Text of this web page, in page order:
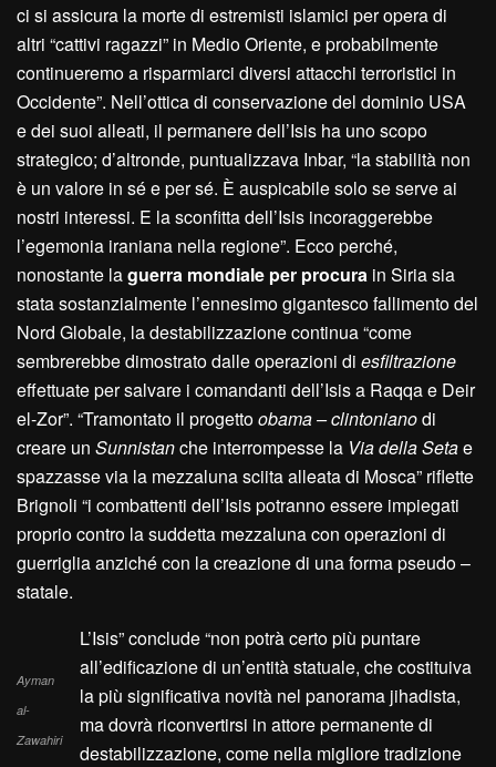
ci si assicura la morte di estremisti islamici per opera di
altri “cattivi ragazzi” in Medio Oriente, e probabilmente
continueremo a risparmiarci diversi attacchi terroristici in
Occidente”. Nell’ottica di conservazione del dominio USA
e dei suoi alleati, il permanere dell’Isis ha uno scopo
strategico; d’altronde, puntualizzava Inbar, “la stabilità non
è un valore in sé e per sé. È auspicabile solo se serve ai
nostri interessi. E la sconfitta dell’Isis incoraggerebbe
l’egemonia iraniana nella regione”. Ecco perché,
nonostante laguerra mondiale per procura in Siria sia
stata sostanzialmente l’ennesimo gigantesco fallimento del
Nord Globale, la destabilizzazione continua “come
sembrerebbe dimostrato dalle operazioni di esfiltrazione
effettuate per salvare i comandanti dell’Isis a Raqqa e Deir
el-Zor”. “Tramontato il progettoobama – clintonianodi
creare un Sunnistanche interrompesse la Via della Setae
spazzasse via la mezzaluna sciita alleata di Mosca” riflette
Brignoli “i combattenti dell’Isis potranno essere impiegati
proprio contro la suddetta mezzaluna con operazioni di
guerriglia anziché con la creazione di una forma pseudo –
statale.
Ayman
al-
Zawahiri
L’Isis” conclude “non potrà certo più puntare
all’edificazione di un’entità statuale, che costituiva
la più significativa novità nel panorama jihadista,
ma dovrà riconvertirsi in attore permanente di
destabilizzazione, come nella migliore tradizione